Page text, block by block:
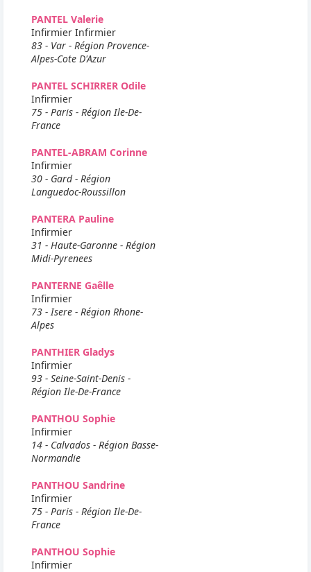
PANTEL Valerie
Infirmier Infirmier
83 - Var - Région Provence-
Alpes-Cote D'Azur
PANTEL SCHIRRER Odile
Infirmier
75 - Paris - Région Ile-De-
France
PANTEL-ABRAM Corinne
Infirmier
30 - Gard - Région
Languedoc-Roussillon
PANTERA Pauline
Infirmier
31 - Haute-Garonne - Région
Midi-Pyrenees
PANTERNE Gaêlle
Infirmier
73 - Isere - Région Rhone-
Alpes
PANTHIER Gladys
Infirmier
93 - Seine-Saint-Denis -
Région Ile-De-France
PANTHOU Sophie
Infirmier
14 - Calvados - Région Basse-
Normandie
PANTHOU Sandrine
Infirmier
75 - Paris - Région Ile-De-
France
PANTHOU Sophie
Infirmier